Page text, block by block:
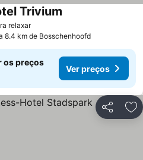
relaxarVer preços
Trivium
8.4 km de Bosschenhoofd
os preços
Ver preços
Partilhar